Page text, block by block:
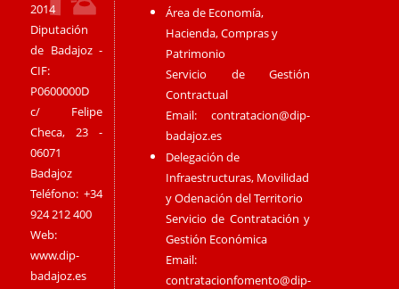
2014
Diputación
de Badajoz -
CIF:
P0600000D
c/ Felipe
Checa, 23 -
06071
Badajoz
Teléfono: +34
924 212 400
Web:
www.dip-
badajoz.es
Área de Economía,
Hacienda, Compras y
Patrimonio
Servicio de Gestión
Contractual
Email:contratacion@dip-
badajoz.es
Delegación de
Infraestructuras, Movilidad
y Odenación del Territorio
Servicio de Contratación y
Gestión Económica
Email:
contratacionfomento@dip-